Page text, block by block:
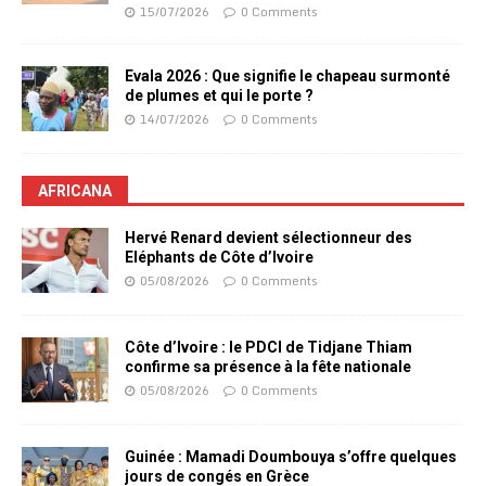
15/07/2026 0 Comments
Evala 2026 : Que signifie le chapeau surmonté
de plumes et qui le porte ?
14/07/2026 0 Comments
AFRICANA
Hervé Renard devient sélectionneur des
Eléphants de Côte d’Ivoire
05/08/2026 0 Comments
Côte d’Ivoire : le PDCI de Tidjane Thiam
confirme sa présence à la fête nationale
05/08/2026 0 Comments
Guinée : Mamadi Doumbouya s’offre quelques
jours de congés en Grèce